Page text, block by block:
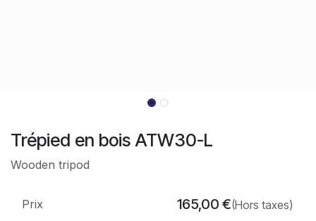
Trépied en bois ATW30-L
Wooden tripod
Prix 165,00 €(Hors taxes)